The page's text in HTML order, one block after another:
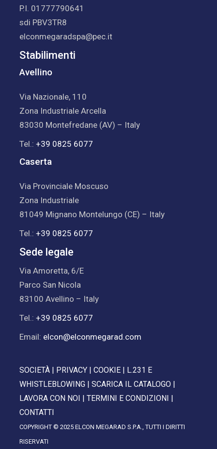
P.I. 01777790641
sdi PBV3TR8
elconmegaradspa@pec.it
Stabilimenti
Avellino
Via Nazionale, 110
Zona Industriale Arcella
83030 Montefredane (AV) – Italy
Tel.:+39 0825 6077
Caserta
Via Provinciale Moscuso
Zona Industriale
81049 Mignano Montelungo (CE) – Italy
Tel.:+39 0825 6077
Sede legale
Via Amoretta, 6/E
Parco San Nicola
83100 Avellino – Italy
Tel.:+39 0825 6077
Email: elcon@elconmegarad.com
SOCIETÀ | PRIVACY |COOKIE | L.231 E
WHISTLEBLOWING |SCARICA IL CATALOGO |
LAVORA CON NOI |TERMINI E CONDIZIONI |
CONTATTI
COPYRIGHT © 2025 ELCON MEGARAD S.P.A., TUTTI I DIRITTI
RISERVATI